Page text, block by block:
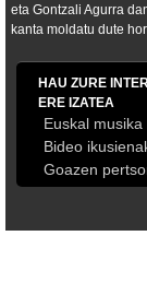
eta Gontzali Agurra
kanta moldatu dute
HAU ZURE
ERE IZATEA
Euskal
Bideo
Goazen